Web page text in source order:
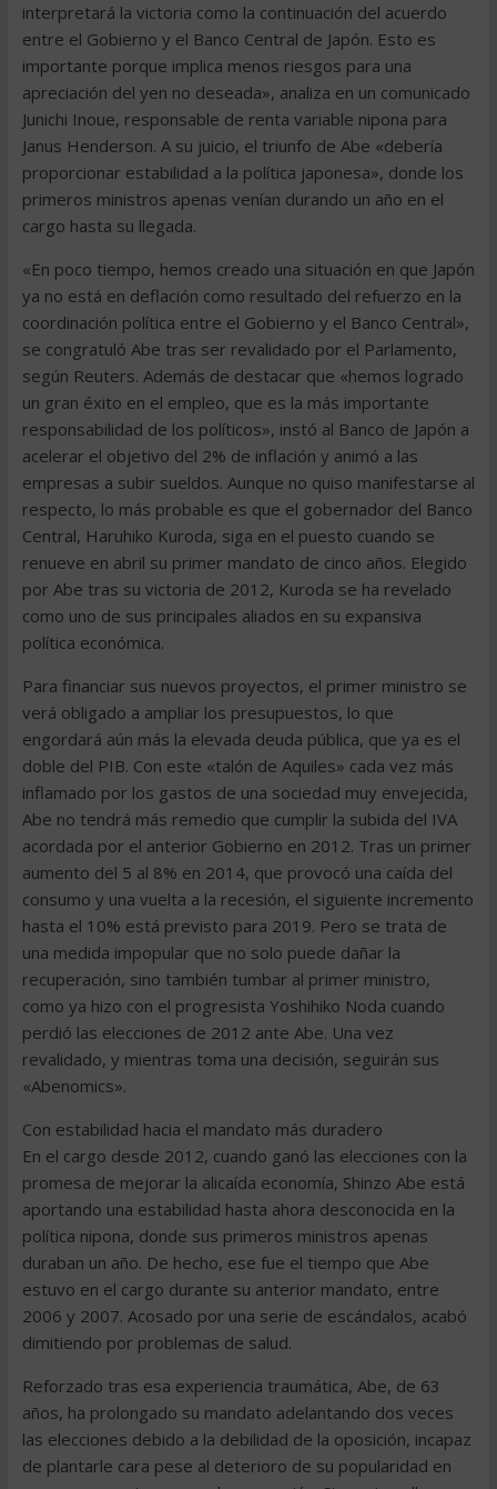
interpretará la victoria como la continuación del acuerdo
entre el Gobierno y el Banco Central de Japón. Esto es
importante porque implica menos riesgos para una
apreciación del yen no deseada», analiza en un comunicado
Junichi Inoue, responsable de renta variable nipona para
Janus Henderson. A su juicio, el triunfo de Abe «debería
proporcionar estabilidad a la política japonesa», donde los
primeros ministros apenas venían durando un año en el
cargo hasta su llegada.
«En poco tiempo, hemos creado una situación en que Japón
ya no está en deflación como resultado del refuerzo en la
coordinación política entre el Gobierno y el Banco Central»,
se congratuló Abe tras ser revalidado por el Parlamento,
según Reuters. Además de destacar que «hemos logrado
un gran éxito en el empleo, que es la más importante
responsabilidad de los políticos», instó al Banco de Japón a
acelerar el objetivo del 2% de inflación y animó a las
empresas a subir sueldos. Aunque no quiso manifestarse al
respecto, lo más probable es que el gobernador del Banco
Central, Haruhiko Kuroda, siga en el puesto cuando se
renueve en abril su primer mandato de cinco años. Elegido
por Abe tras su victoria de 2012, Kuroda se ha revelado
como uno de sus principales aliados en su expansiva
política económica.
Para financiar sus nuevos proyectos, el primer ministro se
verá obligado a ampliar los presupuestos, lo que
engordará aún más la elevada deuda pública, que ya es el
doble del PIB. Con este «talón de Aquiles» cada vez más
inflamado por los gastos de una sociedad muy envejecida,
Abe no tendrá más remedio que cumplir la subida del IVA
acordada por el anterior Gobierno en 2012. Tras un primer
aumento del 5 al 8% en 2014, que provocó una caída del
consumo y una vuelta a la recesión, el siguiente incremento
hasta el 10% está previsto para 2019. Pero se trata de
una medida impopular que no solo puede dañar la
recuperación, sino también tumbar al primer ministro,
como ya hizo con el progresista Yoshihiko Noda cuando
perdió las elecciones de 2012 ante Abe. Una vez
revalidado, y mientras toma una decisión, seguirán sus
«Abenomics».
Con estabilidad hacia el mandato más duradero
En el cargo desde 2012, cuando ganó las elecciones con la
promesa de mejorar la alicaída economía, Shinzo Abe está
aportando una estabilidad hasta ahora desconocida en la
política nipona, donde sus primeros ministros apenas
duraban un año. De hecho, ese fue el tiempo que Abe
estuvo en el cargo durante su anterior mandato, entre
2006 y 2007. Acosado por una serie de escándalos, acabó
dimitiendo por problemas de salud.
Reforzado tras esa experiencia traumática, Abe, de 63
años, ha prolongado su mandato adelantando dos veces
las elecciones debido a la debilidad de la oposición, incapaz
de plantarle cara pese al deterioro de su popularidad en